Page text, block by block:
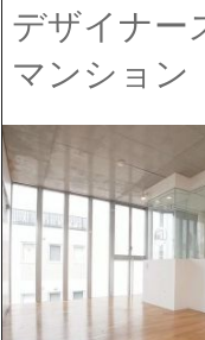
デザイナー
マンション